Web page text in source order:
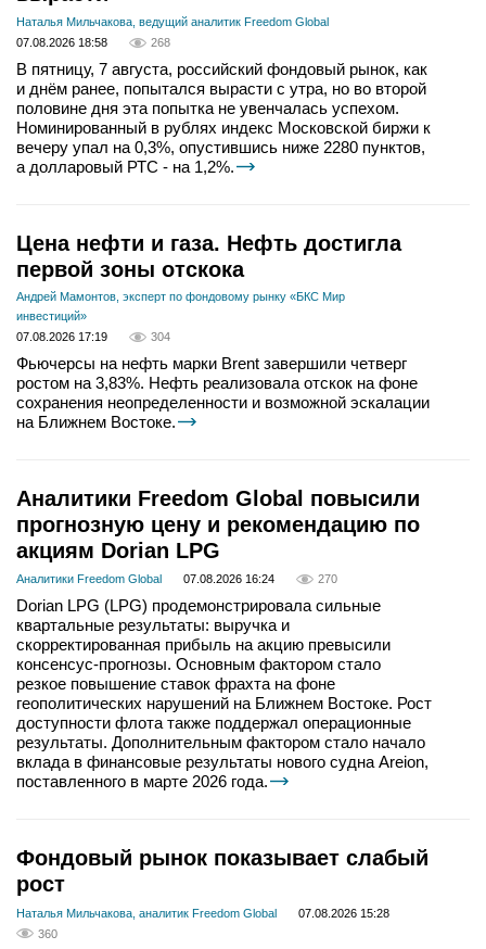
Наталья Мильчакова, ведущий аналитик Freedom Global
07.08.2026 18:58
268
В пятницу, 7 августа, российский фондовый рынок, как
и днём ранее, попытался вырасти с утра, но во второй
половине дня эта попытка не увенчалась успехом.
Номинированный в рублях индекс Московской биржи к
вечеру упал на 0,3%, опустившись ниже 2280 пунктов,
а долларовый РТС - на 1,2%.
Цена нефти и газа. Нефть достигла
первой зоны отскока
Андрей Мамонтов, эксперт по фондовому рынку «БКС Мир
инвестиций»
07.08.2026 17:19
304
Фьючерсы на нефть марки Brent завершили четверг
ростом на 3,83%. Нефть реализовала отскок на фоне
сохранения неопределенности и возможной эскалации
на Ближнем Востоке.
Аналитики Freedom Global повысили
прогнозную цену и рекомендацию по
акциям Dorian LPG
Аналитики Freedom Global 07.08.2026 16:24 270
Dorian LPG (LPG) продемонстрировала сильные
квартальные результаты: выручка и
скорректированная прибыль на акцию превысили
консенсус-прогнозы. Основным фактором стало
резкое повышение ставок фрахта на фоне
геополитических нарушений на Ближнем Востоке. Рост
доступности флота также поддержал операционные
результаты. Дополнительным фактором стало начало
вклада в финансовые результаты нового судна Areion,
поставленного в марте 2026 года.
Фондовый рынок показывает слабый
рост
Наталья Мильчакова, аналитик Freedom Global
07.08.2026 15:28
360